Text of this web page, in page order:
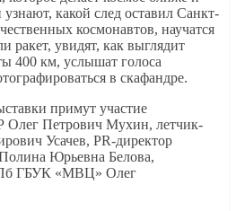
какой след оставил Санкт-
космонавтов, научатся
ракет, увидят, как выглядит
400 км, услышат голоса
в скафандре.
примут участие
Олег Петрович Мухин, летчик-
Усачев, PR-директор
Юрьевна Белова,
ГБУК «МВЦ» Олег